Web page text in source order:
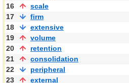
16
scale
17
firm
18
extensive
19
volume
20
retention
21
consolidation
22
peripheral
23
external